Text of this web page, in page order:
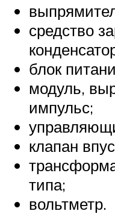
средство
блок
модуль,
импульс;
клапан
типа;
вольтметр.